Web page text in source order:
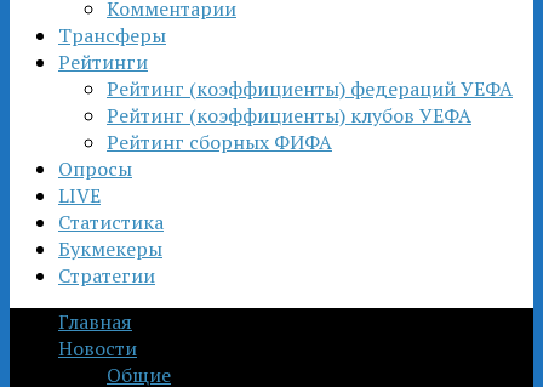
Комментарии
Трансферы
Рейтинги
Рейтинг (коэффициенты) федераций УЕФА
Рейтинг (коэффициенты) клубов УЕФА
Рейтинг сборных ФИФА
Опросы
LIVE
Статистика
Букмекеры
Стратегии
Главная
Новости
Общие